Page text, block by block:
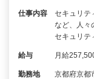
仕事内容
セキュリテ
など、人々
セキュリテ
給与 月給
勤務地 京都府京都